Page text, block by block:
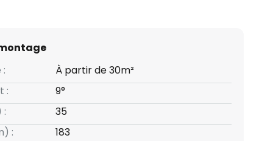
À partir de 30m²
:
9°
:
35
:
183